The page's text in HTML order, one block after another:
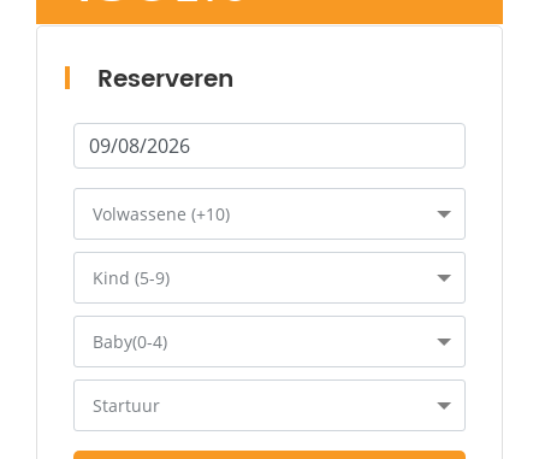
Reserveren
Volwassene (+10)
Kind (5-9)
Baby(0-4)
Startuur